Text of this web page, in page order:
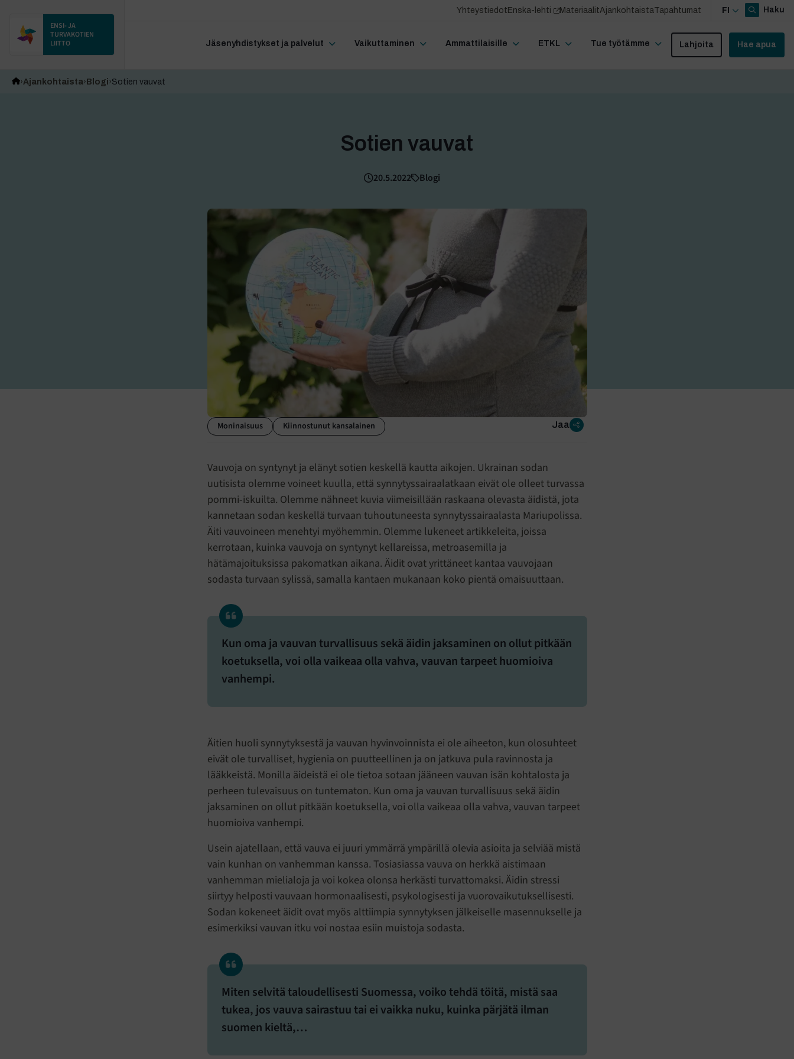
ENSI- JA
TURVAKOTIEN
LIITTO
Jäsenyhdistykset ja palvelut Vaikuttaminen Ammattilaisille ETKL Tue työtämme Lahjoita Hae apua
YhteystiedotEnska-lehti MateriaalitAjankohtaistaTapahtumat FI Haku
Ajankohtaista Blogi Sotien vauvat
Sotien vauvat
20.5.2022 Blogi
Moninaisuus Kiinnostunut kansalainen Jaa
Vauvoja on syntynyt ja elänyt sotien keskellä kautta aikojen. Ukrainan sodan
uutisista olemme voineet kuulla, että synnytyssairaalatkaan eivät ole olleet turvassa
pommi-iskuilta. Olemme nähneet kuvia viimeisillään raskaana olevasta äidistä, jota
kannetaan sodan keskellä turvaan tuhoutuneesta synnytyssairaalasta Mariupolissa.
Äiti vauvoineen menehtyi myöhemmin. Olemme lukeneet artikkeleita, joissa
kerrotaan, kuinka vauvoja on syntynyt kellareissa, metroasemilla ja
hätämajoituksissa pakomatkan aikana. Äidit ovat yrittäneet kantaa vauvojaan
sodasta turvaan sylissä, samalla kantaen mukanaan koko pientä omaisuuttaan.
Kun oma ja vauvan turvallisuus sekä äidin jaksaminen on ollut pitkään
koetuksella, voi olla vaikeaa olla vahva, vauvan tarpeet huomioiva
vanhempi.
Äitien huoli synnytyksestä ja vauvan hyvinvoinnista ei ole aiheeton, kun olosuhteet
eivät ole turvalliset, hygienia on puutteellinen ja on jatkuva pula ravinnosta ja
lääkkeistä. Monilla äideistä ei ole tietoa sotaan jääneen vauvan isän kohtalosta ja
perheen tulevaisuus on tuntematon. Kun oma ja vauvan turvallisuus sekä äidin
jaksaminen on ollut pitkään koetuksella, voi olla vaikeaa olla vahva, vauvan tarpeet
huomioiva vanhempi.
Usein ajatellaan, että vauva ei juuri ymmärrä ympärillä olevia asioita ja selviää mistä
vain kunhan on vanhemman kanssa. Tosiasiassa vauva on herkkä aistimaan
vanhemman mielialoja ja voi kokea olonsa herkästi turvattomaksi. Äidin stressi
siirtyy helposti vauvaan hormonaalisesti, psykologisesti ja vuorovaikutuksellisesti.
Sodan kokeneet äidit ovat myös alttiimpia synnytyksen jälkeiselle masennukselle ja
esimerkiksi vauvan itku voi nostaa esiin muistoja sodasta.
Miten selvitä taloudellisesti Suomessa, voiko tehdä töitä, mistä saa
tukea, jos vauva sairastuu tai ei vaikka nuku, kuinka pärjätä ilman
suomen kieltä,…